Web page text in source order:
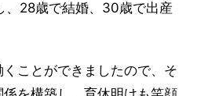
、28歳で結婚、30歳で出産
ことができましたので、そ